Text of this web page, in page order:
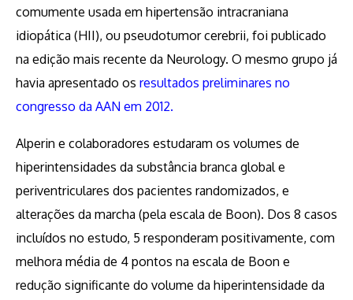
comumente usada em hipertensão intracraniana
idiopática (HII), ou pseudotumor cerebrii, foi publicado
na edição mais recente da Neurology. O mesmo grupo já
havia apresentado os resultados preliminares no
congresso da AAN em 2012.
Alperin e colaboradores estudaram os volumes de
hiperintensidades da substância branca global e
periventriculares dos pacientes randomizados, e
alterações da marcha (pela escala de Boon). Dos 8 casos
incluídos no estudo, 5 responderam positivamente, com
melhora média de 4 pontos na escala de Boon e
redução significante do volume da hiperintensidade da